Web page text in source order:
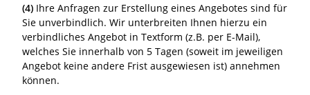
(4) Ihre Anfragen zur Erstellung eines Angebotes sind für
Sie unverbindlich. Wir unterbreiten Ihnen hierzu ein
verbindliches Angebot in Textform (z.B. per E-Mail),
welches Sie innerhalb von 5 Tagen (soweit im jeweiligen
Angebot keine andere Frist ausgewiesen ist) annehmen
können.